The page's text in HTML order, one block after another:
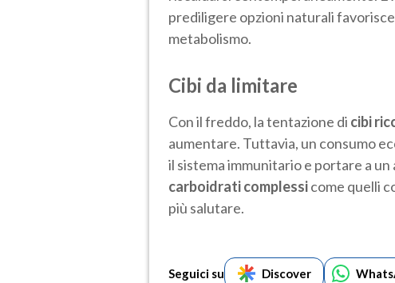
prediligere opzioni naturali
metabolismo.
Cibi da limitare
Con il freddo, la tentazione di cibi
aumentare. Tuttavia, un consumo
il sistema immunitario e portare a
carboidrati complessicome quelli
più salutare.
Seguici su Discover